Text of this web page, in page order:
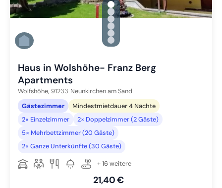
gallery.slide_selector
Zu Slide 1 wechseln
Zu Slide 2 wechseln
Zu Slide 3 wechseln
Zu Slide 4 wechseln
Zu Slide 5 wechseln
Zu Slide 6 wechseln
Haus in Wolshöhe- Franz Berg
Apartments
Wolfshöhe, 91233 Neunkirchen am Sand
Gästezimmer
Mindestmietdauer 4 Nächte
2× Einzelzimmer
2× Doppelzimmer (2 Gäste)
5× Mehrbettzimmer (20 Gäste)
2× Ganze Unterkünfte (30 Gäste)
+ 16 weitere
21,40 €